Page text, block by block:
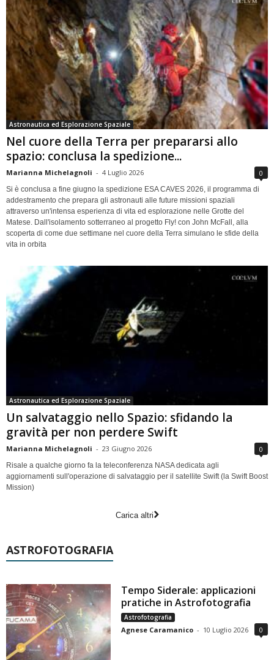
Astronautica ed Esplorazione Spaziale
Nel cuore della Terra per prepararsi allo
spazio: conclusa la spedizione...
Marianna Michelagnoli - 4 Luglio 2026 0
Si è conclusa a fine giugno la spedizione ESA CAVES 2026, il programma di
addestramento che prepara gli astronauti alle future missioni spaziali
attraverso un'intensa esperienza di vita ed esplorazione nelle Grotte del
Matese. Dall'isolamento sotterraneo al progetto Fly! con John McFall, alla
scoperta di come due settimane nel cuore della Terra simulano le sfide della
vita in orbita
Astronautica ed Esplorazione Spaziale
Un salvataggio nello Spazio: sfidando la
gravità per non perdere Swift
Marianna Michelagnoli - 23 Giugno 2026 0
Risale a qualche giorno fa la teleconferenza NASA dedicata agli
aggiornamenti sull'operazione di salvataggio per il satellite Swift (la Swift Boost
Mission)
Carica altri
ASTROFOTOGRAFIA
Tempo Siderale: applicazioni
pratiche in Astrofotografia
Astrofotografia
Agnese Caramanico - 10 Luglio 2026 0